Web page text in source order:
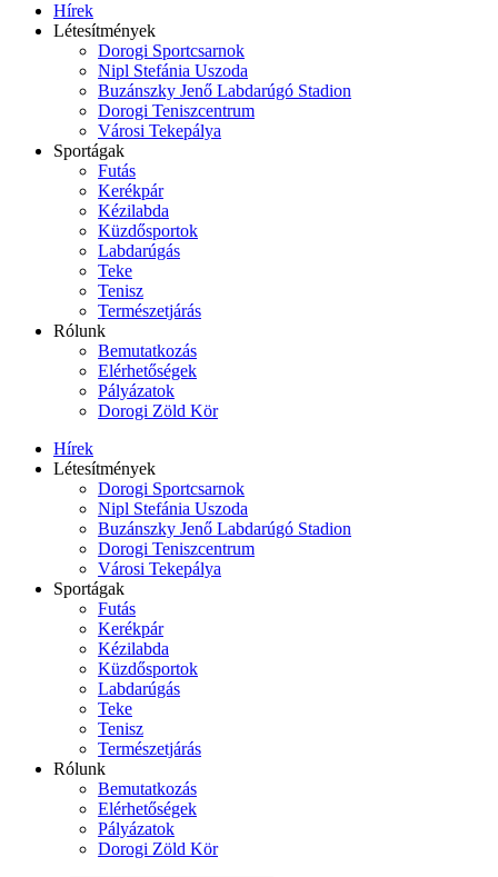
Hírek
Létesítmények
Dorogi Sportcsarnok
Nipl Stefánia Uszoda
Buzánszky Jenő Labdarúgó Stadion
Dorogi Teniszcentrum
Városi Tekepálya
Sportágak
Futás
Kerékpár
Kézilabda
Küzdősportok
Labdarúgás
Teke
Tenisz
Természetjárás
Rólunk
Bemutatkozás
Elérhetőségek
Pályázatok
Dorogi Zöld Kör
Hírek
Létesítmények
Dorogi Sportcsarnok
Nipl Stefánia Uszoda
Buzánszky Jenő Labdarúgó Stadion
Dorogi Teniszcentrum
Városi Tekepálya
Sportágak
Futás
Kerékpár
Kézilabda
Küzdősportok
Labdarúgás
Teke
Tenisz
Természetjárás
Rólunk
Bemutatkozás
Elérhetőségek
Pályázatok
Dorogi Zöld Kör